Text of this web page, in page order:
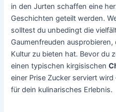
in den Jurten schaffen eine
Geschichten geteilt werden.
solltest du unbedingt die
Gaumenfreuden
Kultur zu bieten hat. Bevor du
einen typischen kirgisischen
einer Prise Zucker serviert
für dein kulinarisches Erlebnis.